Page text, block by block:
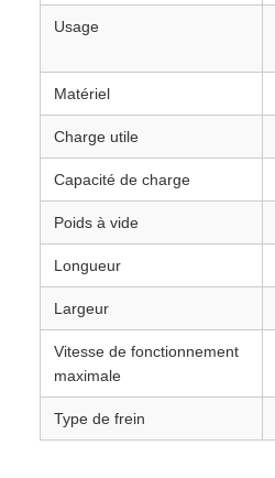
Usage
Matériel
Charge utile
Capacité de charge
Poids à vide
Longueur
Largeur
Vitesse de fonctionnement
maximale
Type de frein